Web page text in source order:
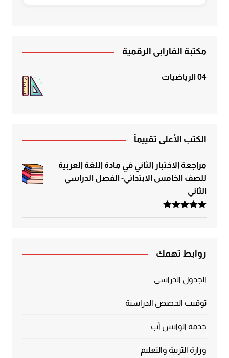
مكتبة الفارابي الرقمية
04 الرياضيات
الكتب الأعلى تقييماً
مراجعة الاختبار الثاني في مادة اللغة العربية
للصف الخامس الابتدائي- الفصل الدراسي
الثاني
تم التقييم
روابط تهمك
الجدول الدراسي
توقيت الحصص الدراسية
خدمة الواتس أب
وزارة التربية والتعليم